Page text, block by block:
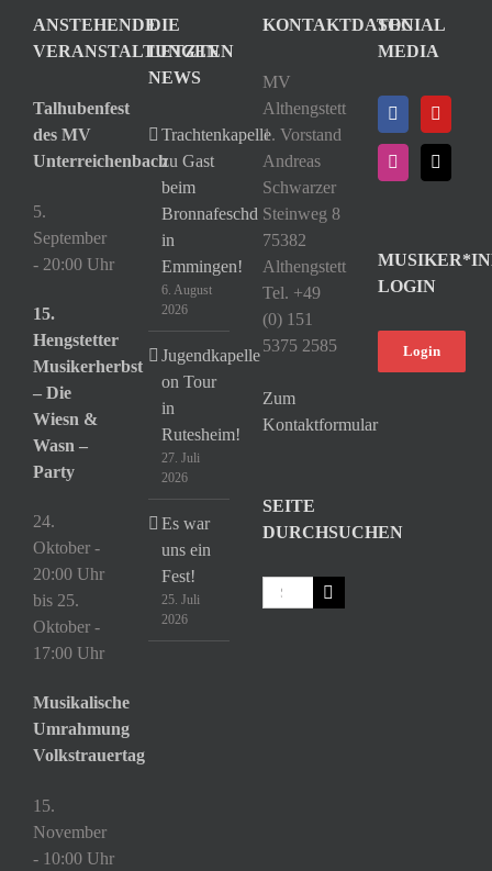
ANSTEHENDE
VERANSTALTUNGEN
Talhubenfest
des MV
Unterreichenbach
5.
September
- 20:00 Uhr
15.
Hengstetter
Musikerherbst
– Die
Wiesn &
Wasn –
Party
24.
Oktober -
20:00 Uhr
bis 25.
Oktober -
17:00 Uhr
Musikalische
Umrahmung
Volkstrauertag
15.
November
- 10:00 Uhr
DIE
LETZTEN
NEWS
Trachtenkapelle
zu Gast
beim
Bronnafeschd
in
Emmingen!
6. August
2026
Jugendkapelle
on Tour
in
Rutesheim!
27. Juli
2026
Es war
uns ein
Fest!
25. Juli
2026
KONTAKTDATEN
MV
Althengstett
1. Vorstand
Andreas
Schwarzer
Steinweg 8
75382
Althengstett
Tel. +49
(0) 151
5375 2585
Zum
Kontaktformular
SEITE
DURCHSUCHEN
Suche
nach:
SOCIAL
MEDIA
LOGIN
Login